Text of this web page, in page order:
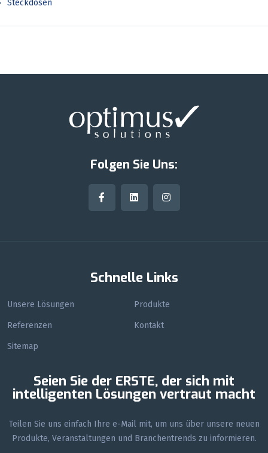
Steckdosen
Folgen Sie Uns:
Schnelle Links
Unsere Lösungen Produkte
Referenzen Kontakt
Sitemap
Seien Sie der ERSTE, der sich mit
intelligenten Lösungen vertraut macht
Teilen Sie uns einfach Ihre e-Mail mit, um uns über unsere neuen
Produkte, Veranstaltungen und Branchentrends zu informieren.